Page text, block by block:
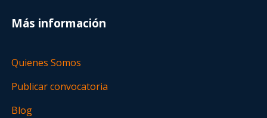
Más información
Quienes Somos
Publicar convocatoria
Blog